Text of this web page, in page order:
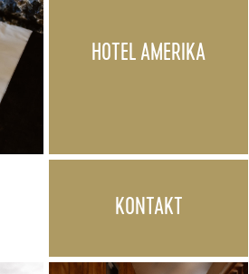
HOTEL AMERIKA
KONTAKT